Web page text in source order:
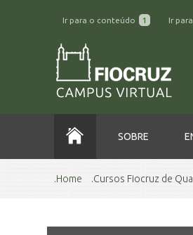
Ir para o conteúdo 1 Ir
SOBRE
Home Cursos Fiocruz de